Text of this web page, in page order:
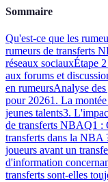
Sommaire
Qu'est-ce que les
rumeurs de transferts
réseaux sociauxÉtape
aux forums et
en rumeursAnalyse
pour 20261. La
jeunes talents3.
de transferts NBAQ1 :
transferts dans la NBA
joueurs avant un
d'information
transferts sont-elles